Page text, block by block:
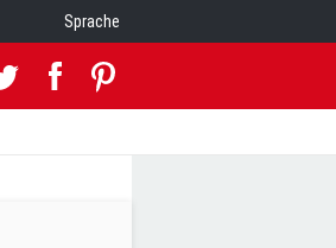
Sprache